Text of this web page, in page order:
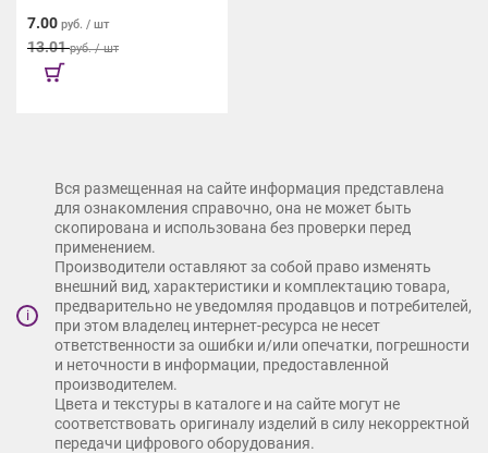
7.00 руб. / шт
13.01руб. / шт
i
Вся размещенная на сайте информация представлена
для ознакомления справочно, она не может быть
скопирована и использована без проверки перед
применением.
Производители оставляют за собой право изменять
внешний вид, характеристики и комплектацию товара,
предварительно не уведомляя продавцов и потребителей,
при этом владелец интернет-ресурса не несет
ответственности за ошибки и/или опечатки, погрешности
и неточности в информации, предоставленной
производителем.
Цвета и текстуры в каталоге и на сайте могут не
соответствовать оригиналу изделий в силу некорректной
передачи цифрового оборудования.